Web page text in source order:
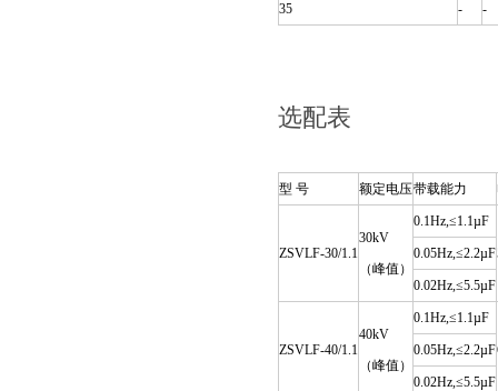
35 - -
选配表
型 号 额定电压带载能力
ZSVLF-30/1.1
30kV
（峰值）
0.1Hz,≤1.1µF
0.05Hz,≤2.2µF
0.02Hz,≤5.5µF
ZSVLF-40/1.1
40kV
（峰值）
0.1Hz,≤1.1µF
0.05Hz,≤2.2µF
0.02Hz,≤5.5µF